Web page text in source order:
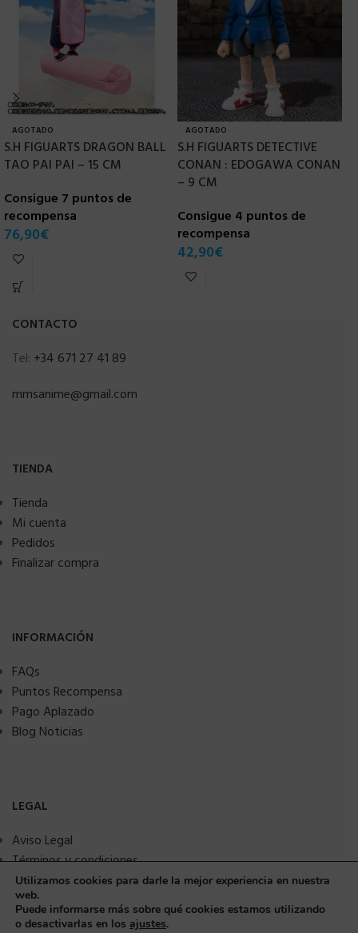
AGOTADO
S.H FIGUARTS DRAGON BALL
TAO PAI PAI – 15 CM
Consigue 7 puntos de
recompensa
76,90€
AGOTADO
S.H FIGUARTS DETECTIVE
CONAN : EDOGAWA CONAN
– 9 CM
Consigue 4 puntos de
recompensa
42,90€
CONTACTO
Tel: +34 671 27 41 89
mmsanime@gmail.com
TIENDA
Tienda
Mi cuenta
Pedidos
Finalizar compra
INFORMACIÓN
FAQs
Puntos Recompensa
Pago Aplazado
Blog Noticias
LEGAL
Aviso Legal
Términos y condiciones
Política de privacidad
Política de Cookies
Seguridad y protección a compradores
Utilizamos cookies para darle la mejor experiencia en nuestra
web.
Puede informarse más sobre qué cookies estamos utilizando
o desactivarlas en los ajustes.